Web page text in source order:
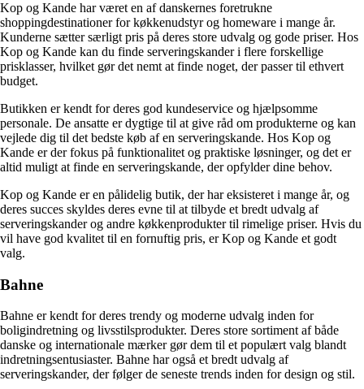
Kop og Kande har været en af danskernes foretrukne
shoppingdestinationer for køkkenudstyr og homeware i mange år.
Kunderne sætter særligt pris på deres store udvalg og gode priser. Hos
Kop og Kande kan du finde serveringskander i flere forskellige
prisklasser, hvilket gør det nemt at finde noget, der passer til ethvert
budget.
Butikken er kendt for deres god kundeservice og hjælpsomme
personale. De ansatte er dygtige til at give råd om produkterne og kan
vejlede dig til det bedste køb af en serveringskande. Hos Kop og
Kande er der fokus på funktionalitet og praktiske løsninger, og det er
altid muligt at finde en serveringskande, der opfylder dine behov.
Kop og Kande er en pålidelig butik, der har eksisteret i mange år, og
deres succes skyldes deres evne til at tilbyde et bredt udvalg af
serveringskander og andre køkkenprodukter til rimelige priser. Hvis du
vil have god kvalitet til en fornuftig pris, er Kop og Kande et godt
valg.
Bahne
Bahne er kendt for deres trendy og moderne udvalg inden for
boligindretning og livsstilsprodukter. Deres store sortiment af både
danske og internationale mærker gør dem til et populært valg blandt
indretningsentusiaster. Bahne har også et bredt udvalg af
serveringskander, der følger de seneste trends inden for design og stil.